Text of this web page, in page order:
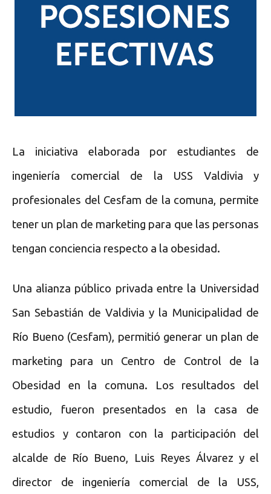
La iniciativa elaborada por estudiantes de
ingeniería comercial de la USS Valdivia y
profesionales del Cesfam de la comuna, permite
tener un plan de marketing para que las personas
tengan conciencia respecto a la obesidad.
Una alianza público privada entre la Universidad
San Sebastián de Valdivia y la Municipalidad de
Río Bueno (Cesfam), permitió generar un plan de
marketing para un Centro de Control de la
Obesidad en la comuna. Los resultados del
estudio, fueron presentados en la casa de
estudios y contaron con la participación del
alcalde de Río Bueno, Luis Reyes Álvarez y el
director de ingeniería comercial de la USS,